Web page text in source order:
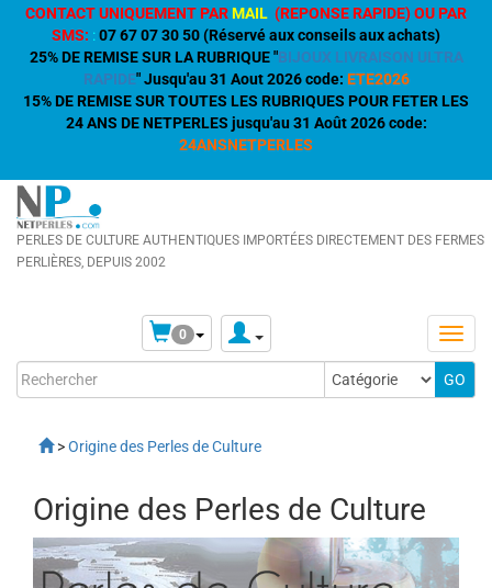
CONTACT UNIQUEMENT PARMAIL (REPONSE RAPIDE) OU PAR
SMS: :07 67 07 30 50 (Réservé aux conseils aux achats)
25% DE REMISE SUR LA RUBRIQUE "BIJOUX LIVRAISON ULTRA
RAPIDE" Jusqu'au 31 Aout 2026 code: ETE2026
15% DE REMISE SUR TOUTES LES RUBRIQUES POUR FETER LES
24 ANS DE NETPERLES jusqu'au 31 Août 2026 code:
24ANSNETPERLES
PERLES DE CULTURE AUTHENTIQUES IMPORTÉES DIRECTEMENT DES FERMES
PERLIÈRES, DEPUIS 2002
0
>Origine des Perles de Culture
Origine des Perles de Culture